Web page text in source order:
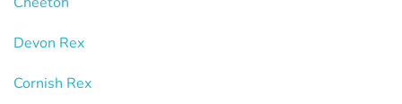
Devon Rex
Cornish Rex